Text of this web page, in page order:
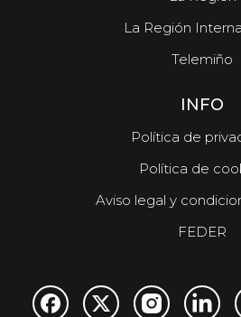
La Región
Telemiño
INFO
Política de
Política de
Aviso legal y
FEDER